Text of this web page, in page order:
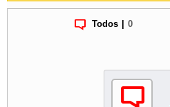
Todos 0